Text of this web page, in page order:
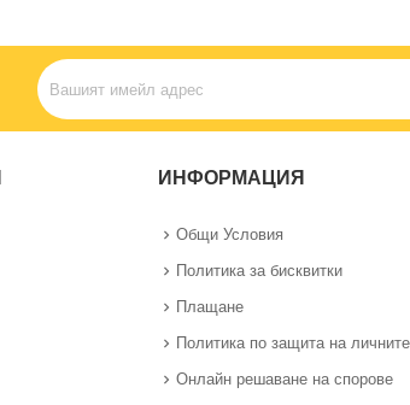
ИНФОРМАЦИЯ
Общи Условия
Политика за бисквитки
Плащане
Политика по защита на
Онлайн решаване на спорове